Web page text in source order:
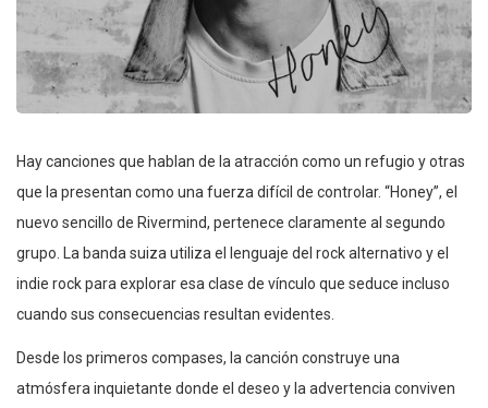
Hay canciones que hablan de la atracción como un refugio y otras
que la presentan como una fuerza difícil de controlar. “Honey”, el
nuevo sencillo de Rivermind, pertenece claramente al segundo
grupo. La banda suiza utiliza el lenguaje del rock alternativo y el
indie rock para explorar esa clase de vínculo que seduce incluso
cuando sus consecuencias resultan evidentes.
Desde los primeros compases, la canción construye una
atmósfera inquietante donde el deseo y la advertencia conviven